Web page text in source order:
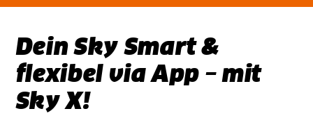
Dein Sky Smart &
flexibel via App – mit
Sky X!